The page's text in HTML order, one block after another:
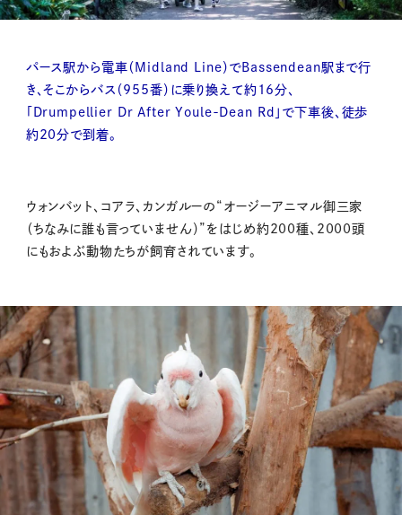
パース駅から電車（Midland Line）でBassendean駅まで行
き、そこからバス（955番）に乗り換えて約16分、
「Drumpellier Dr After Youle-Dean Rd」で下車後、徒歩
約20分で到着。
ウォンバット、コアラ、カンガルーの“オージーアニマル御三家
（ちなみに誰も言っていません）”をはじめ約200種、2000頭
にもおよぶ動物たちが飼育されています。